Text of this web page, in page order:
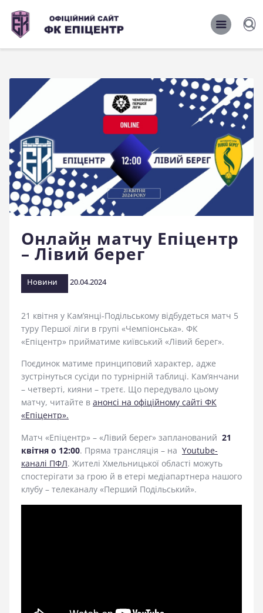
ОФІЦІЙНИЙ САЙТ ФК ЕПІЦЕНТР
ОФІЦІЙНИЙ САЙТ ФК ЕПІЦЕНТР
Головна
Новини
Матчі 2026/2027
Фото
Історія
Клуб
Фан-шоп
Правила поведінки на
стадіоні
Онлайн матчу Епіцентр
– Лівий берег
Новини 20.04.2024
21 квітня у Кам’янці-Подільському відбудеться матч 5
туру Першої ліги в групі «Чемпіонська». ФК
«Епіцентр» прийматиме київський «Лівий берег».
Поєдинок матиме принциповий характер, адже
зустрінуться сусіди по турнірній таблиці. Кам’янчани
– четверті, кияни – третє. Що передувало цьому
матчу, читайте в анонсі на офіційному сайті ФК
«Епіцентр».
Матч «Епіцентр» – «Лівий берег» запланований 21
квітня о 12:00. Пряма трансляція – на Youtube-
каналі ПФЛ. Жителі Хмельницької області можуть
спостерігати за грою й в етері медіапартнера нашого
клубу – телеканалу «Перший Подільський».